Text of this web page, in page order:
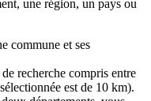
une région, un pays ou
commune et ses
recherche compris entre
est de 10 km).